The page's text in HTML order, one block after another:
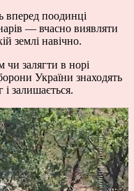
вперед поодинці
— вчасно виявляти
землі навічно.
залягти в норі
України знаходять
залишається.